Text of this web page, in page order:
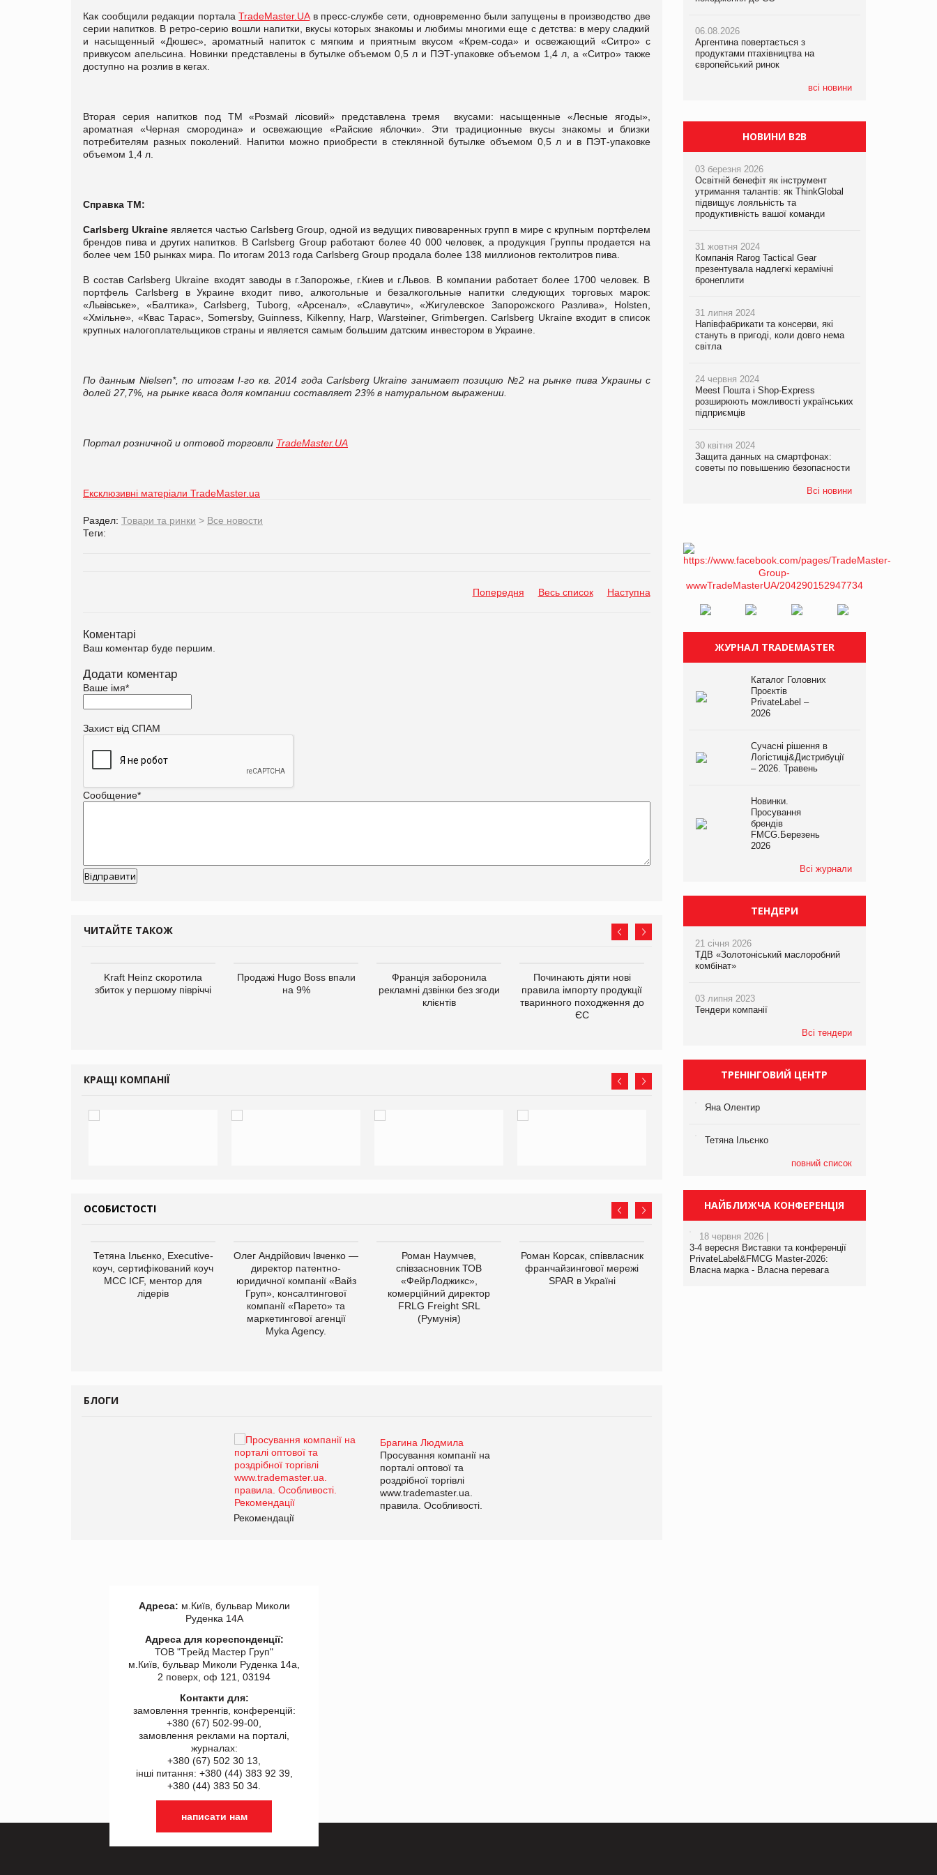
Как сообщили редакции порталаTradeMaster.UAв пресс-службе сети, одновременно были запущены в производство две
серии напитков. В ретро-серию вошли напитки, вкусы которых знакомы и любимы многими еще с детства: в меру сладкий
и насыщенный «Дюшес», ароматный напиток с мягким и приятным вкусом «Крем-сода» и освежающий «Ситро» с
привкусом апельсина. Новинки представлены в бутылке объемом 0,5 л и ПЭТ-упаковке объемом 1,4 л, а «Ситро» также
доступно на розлив в кегах.
Вторая серия напитков под ТМ «Розмай лісовий» представлена тремя вкусами: насыщенные «Лесные ягоды»,
ароматная «Черная смородина» и освежающие «Райские яблочки». Эти традиционные вкусы знакомы и близки
потребителям разных поколений. Напитки можно приобрести в стеклянной бутылке объемом 0,5 л и в ПЭТ-упаковке
объемом 1,4 л.
Справка ТМ:
Carlsberg Ukraine является частью Carlsberg Group, одной из ведущих пивоваренных групп в мире с крупным портфелем
брендов пива и других напитков. В Carlsberg Group работают более 40 000 человек, а продукция Группы продается на
более чем 150 рынках мира. По итогам 2013 года Carlsberg Group продала более 138 миллионов гектолитров пива.
В состав Carlsberg Ukraine входят заводы в г.Запорожье, г.Киев и г.Львов. В компании работает более 1700 человек. В
портфель Carlsberg в Украине входит пиво, алкогольные и безалкогольные напитки следующих торговых марок:
«Львівське», «Балтика», Carlsberg, Tuborg, «Арсенал», «Славутич», «Жигулевское Запорожского Разлива», Holsten,
«Хмільне», «Квас Тарас», Somersby, Guinness, Kilkenny, Harp, Warsteiner, Grimbergen. Carlsberg Ukraine входит в список
крупных налогоплательщиков страны и является самым большим датским инвестором в Украине.
По данным Nielsen*, по итогам І-го кв. 2014 года Carlsberg Ukraine занимает позицию №2 на рынке пива Украины с
долей 27,7%, на рынке кваса доля компании составляет 23% в натуральном выражении.
Портал розничной и оптовой торговли TradeMaster.UA
Ексклюзивні матеріали TradeMaster.ua
Раздел: Товари та ринки > Все новости
Теги:
Попередня Весь список Наступна
Коментарі
Ваш коментар буде першим.
Додати коментар
Ваше імя*
Захист від СПАМ
Сообщение*
ЧИТАЙТЕ ТАКОЖ
Kraft Heinz скоротила
збиток у першому півріччі
Продажі Hugo Boss впали
на 9%
Франція заборонила
рекламні дзвінки без згоди
клієнтів
Починають діяти нові
правила імпорту продукції
тваринного походження до
ЄС
на європейський ринок
КРАЩІ КОМПАНІЇ
ОСОБИСТОСТІ
Тетяна Ільєнко, Executive-
коуч, сертифікований коуч
МСС ICF, ментор для
лідерів
Олег Андрійович Івченко —
директор патентно-
юридичної компанії «Вайз
Груп», консалтингової
компанії «Парето» та
маркетингової агенції
Myka Agency.
Роман Наумчев,
співзасновник ТОВ
«ФейрЛоджикс»,
комерційний директор
FRLG Freight SRL
(Румунія)
Роман Корсак, співвласник
франчайзингової мережі
SPAR в Україні
Олексій Логачов-Михайлов
Файно маркет Директор
Яна Сараніна, директор
компанії «УкраМарин»
БЛОГИ
Брагина Людмила
Просування компанії на
порталі оптової та
роздрібної торгівлі
www.trademaster.ua.
правила. Особливості.
Рекомендації
06.08.2026
Аргентина повертається з
продуктами птахівництва на
європейський ринок
всі новини
06.08.2026
Аргентина повертається з
продуктами птахівництва на
європейський ринок
06.08.2026
Аргентина повертається з
продуктами птахівництва на
європейський ринок
НОВИНИ B2B
03 березня 2026
Освітній бенефіт як інструмент
утримання талантів: як ThinkGlobal
підвищує лояльність та
продуктивність вашої команди
31 жовтня 2024
Компанія Rarog Tactical Gear
презентувала надлегкі керамічні
бронеплити
31 липня 2024
Напівфабрикати та консерви, які
стануть в пригоді, коли довго нема
світла
24 червня 2024
Meest Пошта і Shop-Express
розширюють можливості українських
підприємців
30 квітня 2024
Защита данных на смартфонах:
советы по повышению безопасности
Всі новини
ЖУРНАЛ TRADEMASTER
Каталог Головних
Проєктів
PrivateLabel –
2026
Сучасні рішення в
Логістиці&Дистрибуції
– 2026. Травень
Новинки.
Просування
брендів
FMCG.Березень
2026
Всі журнали
ТЕНДЕРИ
21 січня 2026
ТДВ «Золотоніський маслоробний
комбінат»
03 липня 2023
Тендери компанії
Всі тендери
ТРЕНІНГОВИЙ ЦЕНТР
Яна Олентир
Тетяна Ільєнко
повний список
НАЙБЛИЖЧА КОНФЕРЕНЦІЯ
18 червня 2026 |
3-4 вересня Виставки та конференції
PrivateLabel&FMCG Master-2026:
Власна марка - Власна перевага
Адреса: м.Київ, бульвар Миколи
Руденка 14А
Адреса для кореспонденції:
ТОВ "Tрейд Мастер Груп"
м.Київ, бульвар Миколи Руденка 14а,
2 поверх, оф 121, 03194
Контакти для:
замовлення треннгів, конференцій:
+380 (67) 502-99-00,
замовлення реклами на порталі,
журналах:
+380 (67) 502 30 13,
інші питання: +380 (44) 383 92 39,
+380 (44) 383 50 34.
написати нам